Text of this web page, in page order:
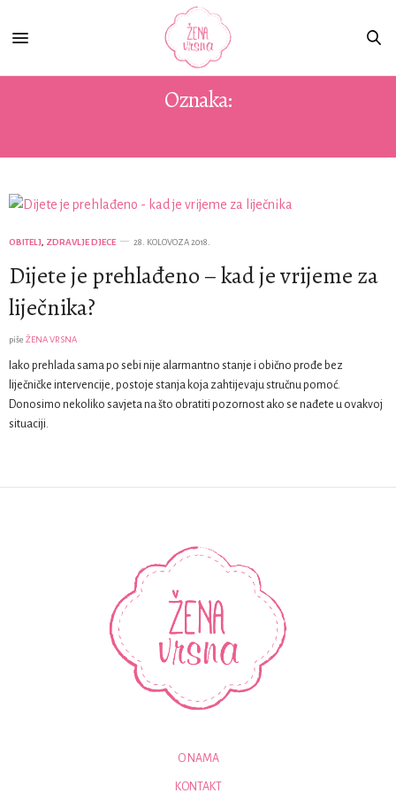
Oznaka:
OBITELJ, ZDRAVLJE DJECE 28. KOLOVOZA 2018.
Dijete je prehlađeno – kad je vrijeme za
liječnika?
piše ŽENA VRSNA
Iako prehlada sama po sebi nije alarmantno stanje i obično prođe bez
liječničke intervencije, postoje stanja koja zahtijevaju stručnu pomoć.
Donosimo nekoliko savjeta na što obratiti pozornost ako se nađete u ovakvoj
situaciji.
O NAMA
KONTAKT